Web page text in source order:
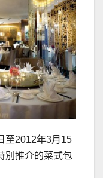
至2012年3月15
別推介的菜式包